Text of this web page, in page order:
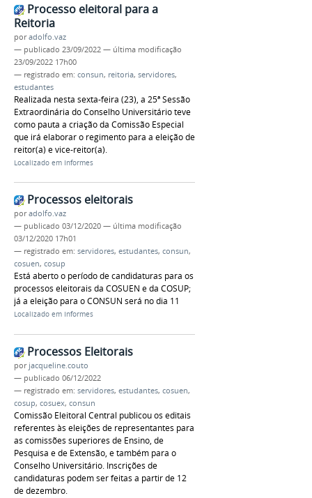
Processo eleitoral para a
Reitoria
poradolfo.vaz
— publicado 23/09/2022 — última modificação
23/09/2022 17h00
— registrado em: consun, reitoria, servidores,
estudantes
Realizada nesta sexta-feira (23), a 25ª Sessão
Extraordinária do Conselho Universitário teve
como pauta a criação da Comissão Especial
que irá elaborar o regimento para a eleição de
reitor(a) e vice-reitor(a).
Localizado em Informes
Processos eleitorais
poradolfo.vaz
— publicado 03/12/2020 — última modificação
03/12/2020 17h01
— registrado em: servidores, estudantes, consun,
cosuen, cosup
Está aberto o período de candidaturas para os
processos eleitorais da COSUEN e da COSUP;
já a eleição para o CONSUN será no dia 11
Localizado em Informes
Processos Eleitorais
por jacqueline.couto
— publicado 06/12/2022
— registrado em: servidores, estudantes, cosuen,
cosup, cosuex, consun
Comissão Eleitoral Central publicou os editais
referentes às eleições de representantes para
as comissões superiores de Ensino, de
Pesquisa e de Extensão, e também para o
Conselho Universitário. Inscrições de
candidaturas podem ser feitas a partir de 12
de dezembro.